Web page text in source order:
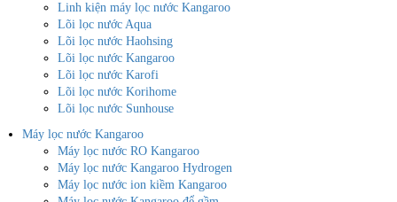
Linh kiện máy lọc nước Kangaroo
Lõi lọc nước Aqua
Lõi lọc nước Haohsing
Lõi lọc nước Kangaroo
Lõi lọc nước Karofi
Lõi lọc nước Korihome
Lõi lọc nước Sunhouse
Máy lọc nước Kangaroo
Máy lọc nước RO Kangaroo
Máy lọc nước Kangaroo Hydrogen
Máy lọc nước ion kiềm Kangaroo